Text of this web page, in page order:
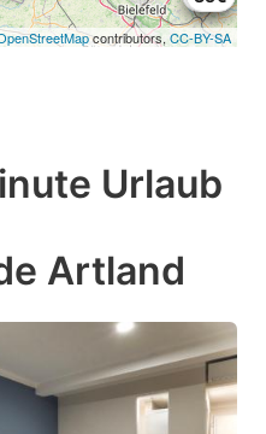
contributors, CC-BY-SA
Urlaub
Artland